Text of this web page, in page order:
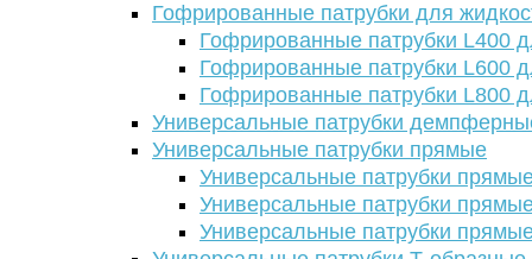
Гофрированные патрубки для
Гофрированные патрубки L400
Гофрированные патрубки L600
Гофрированные патрубки L800
Универсальные патрубки
Универсальные патрубки прямые
Универсальные патрубки
Универсальные патрубки
Универсальные патрубки